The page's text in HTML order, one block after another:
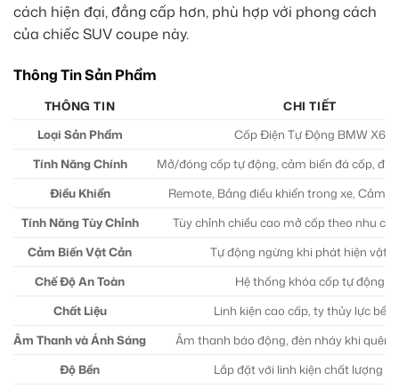
cách hiện đại, đẳng cấp hơn, phù hợp với phong cách
của chiếc SUV coupe này.
Thông Tin Sản Phẩm
THÔNG TIN
CHI TIẾT
Loại Sản Phẩm
Cốp Điện Tự Động BMW X6
Tính Năng Chính
Mở/đóng cốp tự động, cảm biến đá cốp,
Điều Khiển
Remote, Bảng điều khiển trong xe, Cảm
Tính Năng Tùy Chỉnh
Tùy chỉnh chiều cao mở cốp theo nhu
Cảm Biến Vật Cản
Tự động ngừng khi phát hiện vật
Chế Độ An Toàn
Hệ thống khóa cốp tự động
Chất Liệu
Linh kiện cao cấp, ty thủy lực bền
Âm Thanh và Ánh Sáng
Âm thanh báo động, đèn nháy khi quên
Độ Bền
Lắp đặt với linh kiện chất lượng